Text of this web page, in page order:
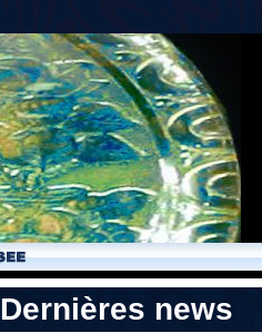
Dernières news